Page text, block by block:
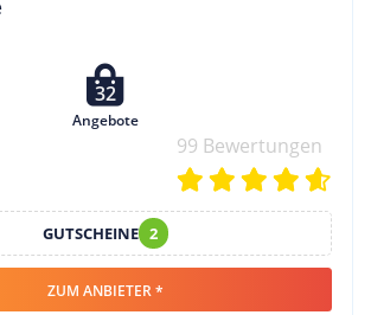
32
Angebote
99 Bewertungen
GUTSCHEINE 2
ZUM ANBIETER *